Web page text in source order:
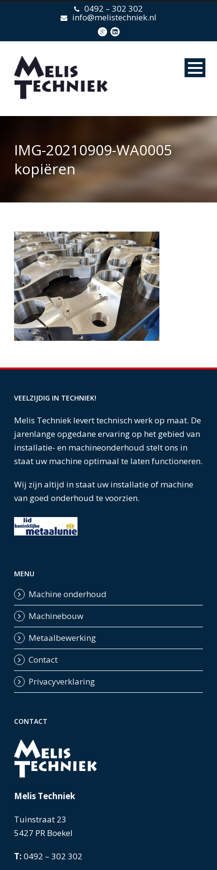
0492 – 302 302
info@melistechniek.nl
IMG-20210909-WA0005
kopiëren
VEELZIJDIG IN TECHNIEK!
Melis Techniek levert technisch werk op maat. De
jarenlange opgedane ervaring op het gebied van
installatie- en machineonderhoud stelt ons in
staat uw machine optimaal te laten functioneren.
Wij zijn altijd in staat uw installatie of machine
van goed onderhoud te voorzien.
MENU
Machine onderhoud
Machinebouw
Metaalbewerking
Contact
Privacyverklaring
CONTACT
Melis Techniek
Tuinstraat 23
5427 PR Boekel
T: 0492 – 302 302